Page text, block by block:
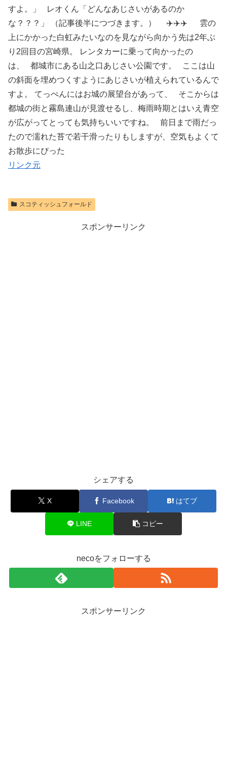
すよ。」 レオくん「どんなあじさいがあるのか
な？？？」 （記事後半につづきます。） ✈️✈️✈️ 雲の
上にかかった白虹みたいなのを見ながら向かう先は2年ぶ
り2回目の宮崎県。 レンタカーに乗って向かったの
は、 都城市にある山之口あじさい公園です。 ここは山
の斜面を埋めつくすようにあじさいが植えられているんで
すよ。 てっぺんにはお城の展望台があって、 そこからは
都城の街と霧島連山が見渡せるし、梅雨時期とはいえ青空
が広がってとっても気持ちいいですね。 前日まで雨だっ
たので濡れた苔で若干滑ったりもしますが、空気もよくて
お散歩にぴった
リンク元
スコティッシュフォールド
スポンサーリンク
シェアする
X Facebook はてブ
LINE コピー
necoをフォローする
スポンサーリンク